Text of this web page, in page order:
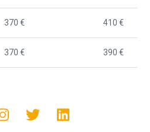
370 € 410 €
370 € 390 €